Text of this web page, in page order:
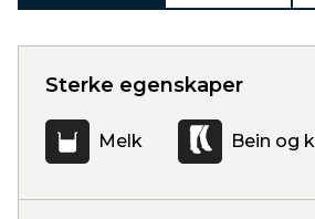
Sterke egenskaper
Melk Bein og